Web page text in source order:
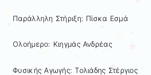
Παράλληλη Στήριξη: Πίσκα Εσμά
Ολοήμερο: Κιηγμάς Ανδρέας
Φυσικής Αγωγής: Τολιάδης Στέργιος